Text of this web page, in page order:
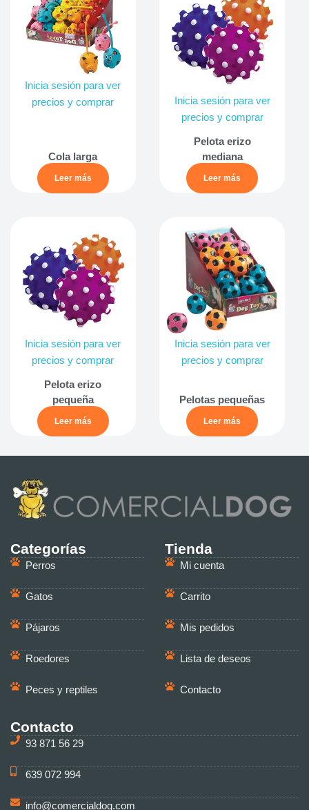
Inicia sesión para ver
precios y comprar
Cola larga
Leer más
Inicia sesión para ver
precios y comprar
Pelota erizo
mediana
Leer más
Inicia sesión para ver
precios y comprar
Pelota erizo
pequeña
Leer más
Inicia sesión para ver
precios y comprar
Pelotas pequeñas
Leer más
Categorías
Perros
Gatos
Pájaros
Roedores
Peces y reptiles
Tienda
Mi cuenta
Carrito
Mis pedidos
Lista de deseos
Contacto
Contacto
93 871 56 29
639 072 994
info@comercialdog.com